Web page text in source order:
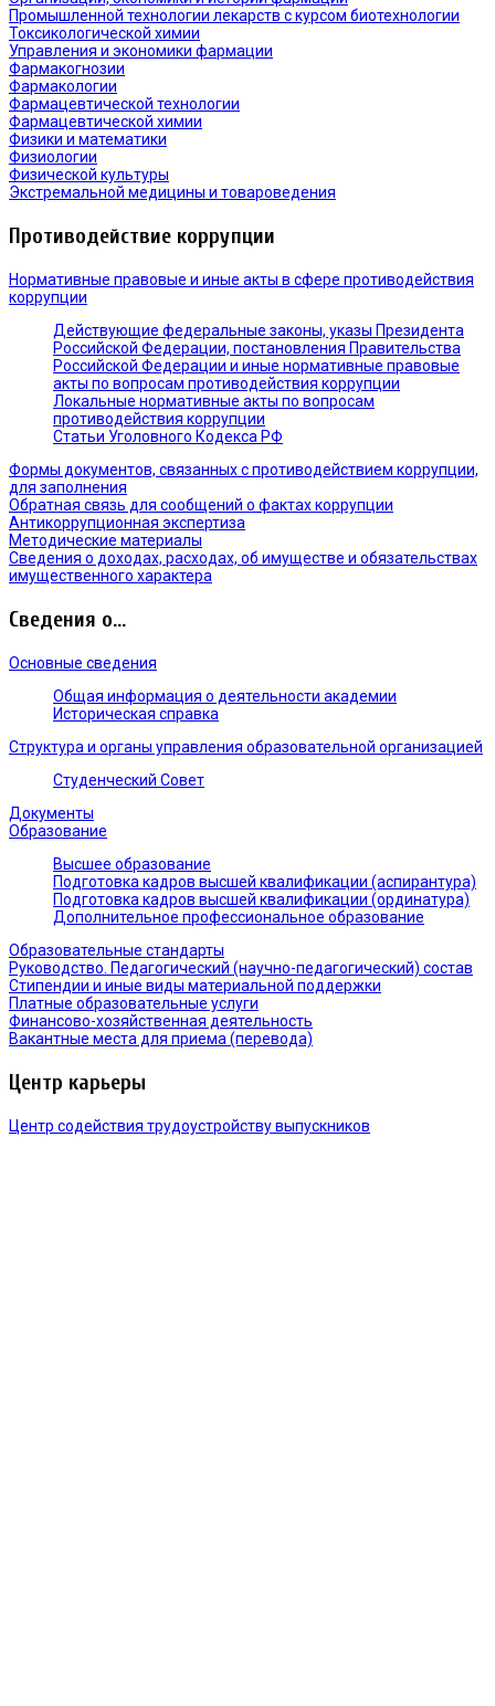
Промышленной технологии лекарств с курсом биотехнологии
Токсикологической химии
Управления и экономики фармации
Фармакогнозии
Фармакологии
Фармацевтической технологии
Фармацевтической химии
Физики и математики
Физиологии
Физической культуры
Экстремальной медицины и товароведения
Противодействие коррупции
Нормативные правовые и иные акты в сфере противодействия
коррупции
Действующие федеральные законы, указы Президента
Российской Федерации, постановления Правительства
Российской Федерации и иные нормативные правовые
акты по вопросам противодействия коррупции
Локальные нормативные акты по вопросам
противодействия коррупции
Статьи Уголовного Кодекса РФ
Формы документов, связанных с противодействием коррупции,
для заполнения
Обратная связь для сообщений о фактах коррупции
Антикоррупционная экспертиза
Методические материалы
Сведения о доходах, расходах, об имуществе и обязательствах
имущественного характера
Сведения о...
Основные сведения
Общая информация о деятельности академии
Историческая справка
Структура и органы управления образовательной организацией
Студенческий Совет
Документы
Образование
Высшее образование
Подготовка кадров высшей квалификации (аспирантура)
Подготовка кадров высшей квалификации (ординатура)
Дополнительное профессиональное образование
Образовательные стандарты
Руководство. Педагогический (научно-педагогический) состав
Стипендии и иные виды материальной поддержки
Платные образовательные услуги
Финансово-хозяйственная деятельность
Вакантные места для приема (перевода)
Центр карьеры
Центр содействия трудоустройству выпускников